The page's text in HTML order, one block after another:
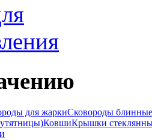
для жаркиСковороды блинные
КовшиКрышки